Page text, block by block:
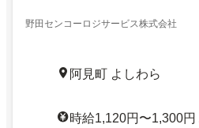
野田センコーロジサービス株式会社
阿見町 よしわら
時給1,120円〜1,300